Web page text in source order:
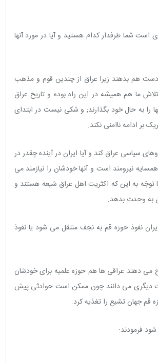
شما طرفدار کدام هستید و آیا در مورد آنها
هم بدهند زیرا عراق از چندین قوم و مذهب
ما هم همیشه در این راه بوده و تاریخ عراق
را به حال خود بگذارند; و شکى نیست در ابتداى
بر ادامه ناامنى نکند.
سیاسى عراق کند و آیا ایران در آینده چقدر در
نیرومند است و آنها خودشان را نیازمند مى
توجّه به این که اکثریت اهل عراق شیعه هستند و
به وحدت بدهد.
نفوذ حوزه قم به نجف منتقل مى شود یا نفوذ
مى دهند عراقى ها هم حوزه علمیه براى خودشان
دیگرى مى دانند چون ممکن است حوادثى پیش
قم جهان تشیع را تغذیه کرد.
فرمودند: